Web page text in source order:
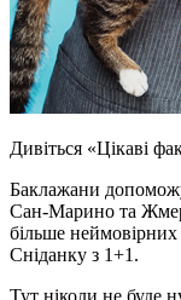
Дивіться «Цікаві
Баклажани
Сан-Марино та
більше неймовірних
Сніданку з 1+1.
Тут ніколи не буде